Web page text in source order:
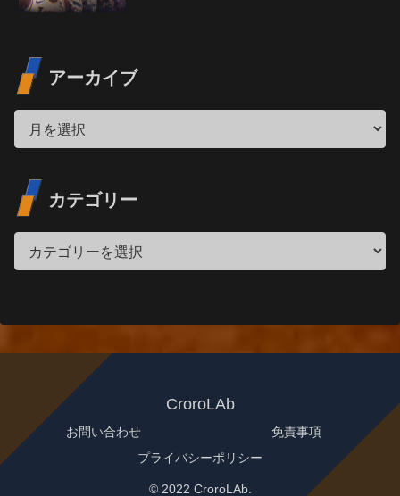
アーカイブ
カテゴリー
CroroLAb
お問い合わせ
免責事項
プライバシーポリシー
© 2022 CroroLAb.